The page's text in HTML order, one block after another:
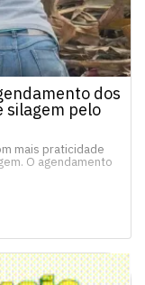
dos
silagem pelo
mais praticidade
O agendamento